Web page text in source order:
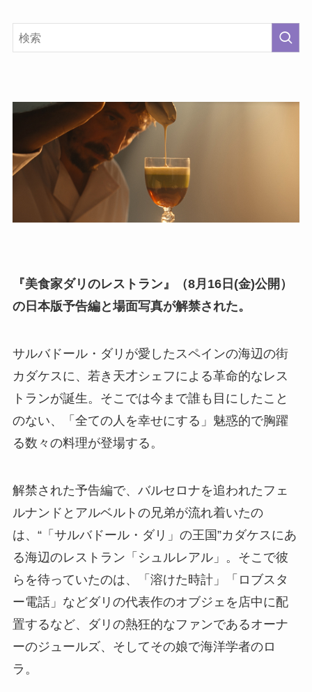
『美食家ダリのレストラン』（8月16日(金)公開）
の日本版予告編と場面写真が解禁された。
サルバドール・ダリが愛したスペインの海辺の街
カダケスに、若き天才シェフによる革命的なレス
トランが誕生。そこでは今まで誰も目にしたこと
のない、「全ての人を幸せにする」魅惑的で胸躍
る数々の料理が登場する。
解禁された予告編で、バルセロナを追われたフェ
ルナンドとアルベルトの兄弟が流れ着いたの
は、“「サルバドール・ダリ」の王国”カダケスにあ
る海辺のレストラン「シュルレアル」。そこで彼
らを待っていたのは、「溶けた時計」「ロブスタ
ー電話」などダリの代表作のオブジェを店中に配
置するなど、ダリの熱狂的なファンであるオーナ
ーのジュールズ、そしてその娘で海洋学者のロ
ラ。